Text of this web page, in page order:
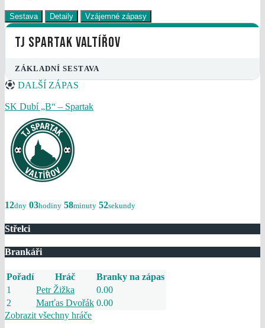
Sestava Detaily Vzájemné zápasy
TJ SPARTAK VALTÍŘOV
ZÁKLADNÍ SESTAVA
DALŠÍ ZÁPAS
SK Dubí „B“ – Spartak
12dny 03hodiny 58minuty 52sekundy
Střelci
Brankáři
Pořadí Hráč
Branky na zápas
1
Petr Žižka
0.00
2
Marťas Dvořák 0.00
Zobrazit všechny hráče